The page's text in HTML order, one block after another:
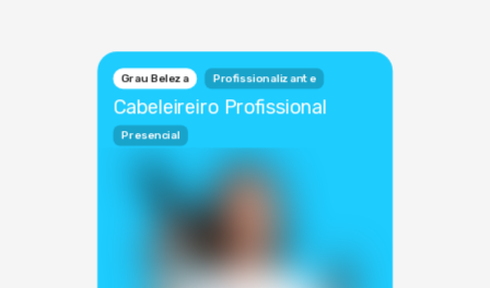
Grau Beleza Profissionalizante
Cabeleireiro Profissional
Presencial